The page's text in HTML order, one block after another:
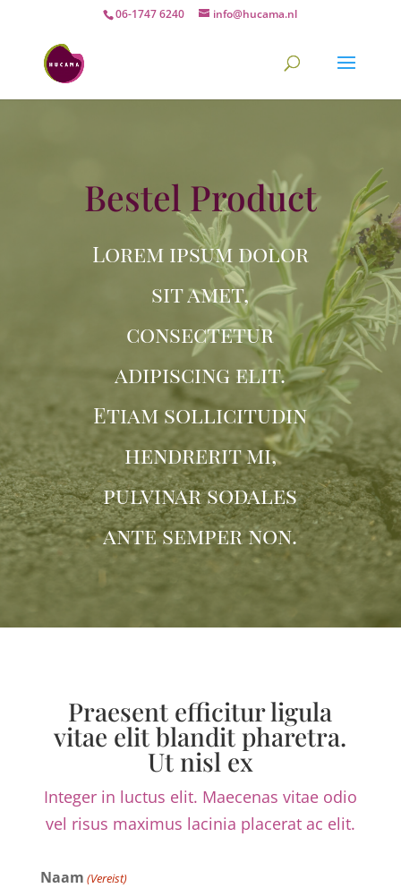
06-1747 6240 info@hucama.nl
Bestel Product
Lorem ipsum dolor
sit amet,
consectetur
adipiscing elit.
Etiam sollicitudin
hendrerit mi,
pulvinar sodales
ante semper non.
Praesent efficitur ligula
vitae elit blandit pharetra.
Ut nisl ex
Integer in luctus elit. Maecenas vitae odio
vel risus maximus lacinia placerat ac elit.
Naam (Vereist)